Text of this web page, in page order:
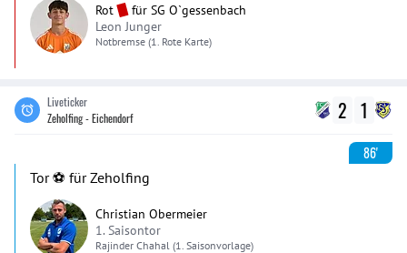
Rot für SG O`gessenbach
Leon Junger
Notbremse (1. Rote Karte)
Liveticker
Zeholfing - Eichendorf
2 1
86'
Tor ⚽️ für Zeholfing
Christian Obermeier
1. Saisontor
Rajinder Chahal (1. Saisonvorlage)